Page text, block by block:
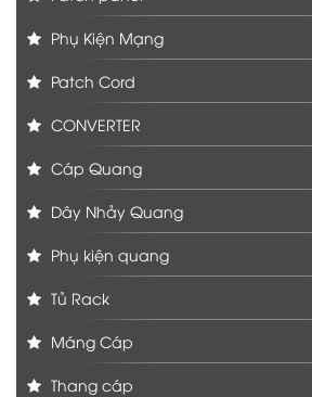
Phụ Kiện Mạng
Patch Cord
CONVERTER
Cáp Quang
Dây Nhảy Quang
Phụ kiện quang
Tủ Rack
Máng Cáp
Thang cáp